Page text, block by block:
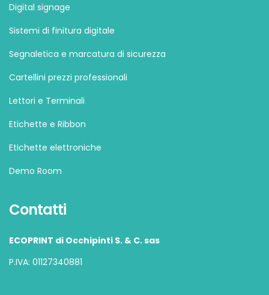
Digital signage
Sistemi di finitura digitale
Segnaletica e marcatura di sicurezza
Cartellini prezzi professionali
Lettori e Terminali
Etichette e Ribbon
Etichette elettroniche
Demo Room
Contatti
ECOPRINT di Occhipinti S. & C. sas
P.IVA: 01127340881